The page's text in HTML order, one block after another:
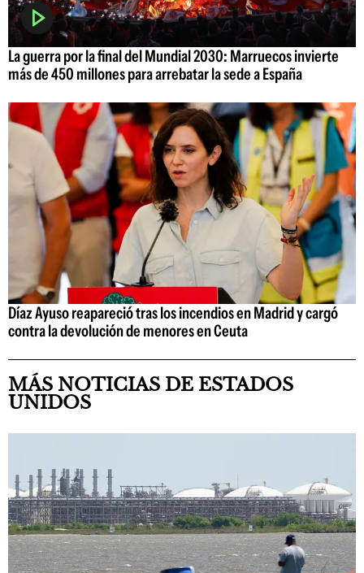
La guerra por la final del Mundial 2030: Marruecos invierte
más de 450 millones para arrebatar la sede a España
Díaz Ayuso reapareció tras los incendios en Madrid y cargó
contra la devolución de menores en Ceuta
MÁS NOTICIAS DE ESTADOS
UNIDOS